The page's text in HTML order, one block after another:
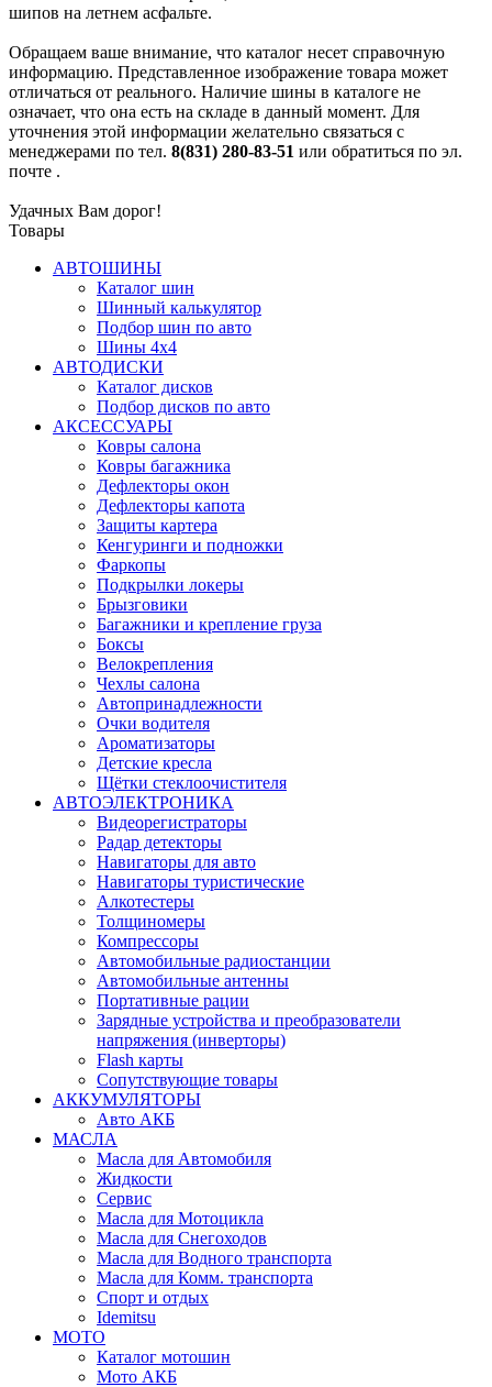
шипов на летнем асфальте.
Обращаем ваше внимание, что каталог несет справочную
информацию. Представленное изображение товара может
отличаться от реального. Наличие шины в каталоге не
означает, что она есть на складе в данный момент. Для
уточнения этой информации желательно связаться с
менеджерами по тел. 8(831) 280-83-51 или обратиться по эл.
почте .
Удачных Вам дорог!
Товары
АВТОШИНЫ
Каталог шин
Шинный калькулятор
Подбор шин по авто
Шины 4x4
АВТОДИСКИ
Каталог дисков
Подбор дисков по авто
АКСЕССУАРЫ
Ковры салона
Ковры багажника
Дефлекторы окон
Дефлекторы капота
Защиты картера
Кенгуринги и подножки
Фаркопы
Подкрылки локеры
Брызговики
Багажники и крепление груза
Боксы
Велокрепления
Чехлы салона
Автопринадлежности
Очки водителя
Ароматизаторы
Детские кресла
Щётки стеклоочистителя
АВТОЭЛЕКТРОНИКА
Видеорегистраторы
Радар детекторы
Навигаторы для авто
Навигаторы туристические
Алкотестеры
Толщиномеры
Компрессоры
Автомобильные радиостанции
Автомобильные антенны
Портативные рации
Зарядные устройства и преобразователи
напряжения (инверторы)
Flash карты
Сопутствующие товары
АККУМУЛЯТОРЫ
Авто АКБ
МАСЛА
Масла для Автомобиля
Жидкости
Сервис
Масла для Мотоцикла
Масла для Снегоходов
Масла для Водного транспорта
Масла для Комм. транспорта
Спорт и отдых
Idemitsu
МОТО
Каталог мотошин
Мото АКБ